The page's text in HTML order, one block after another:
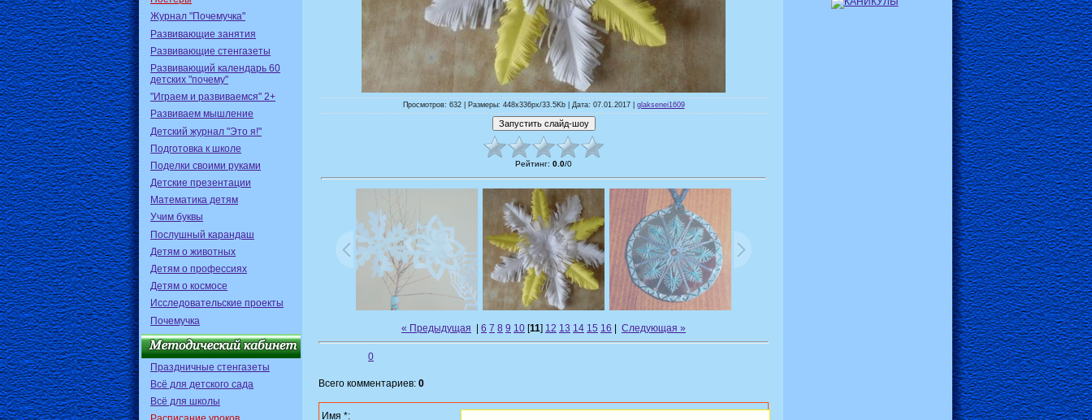
Журнал "Почемучка"
Развивающие занятия
Развивающие стенгазеты
Развивающий календарь 60
детских "почему"
"Играем и развиваемся" 2+
Развиваем мышление
Детский журнал "Это я!"
Подготовка к школе
Поделки своими руками
Детские презентации
Математика детям
Учим буквы
Послушный карандаш
Детям о животных
Детям о профессиях
Детям о космосе
Исследовательские проекты
Почемучка
Праздничные стенгазеты
Всё для детского сада
Всё для школы
Просмотров: 632 | Размеры: 448x336px/33.5Kb | Дата: 07.01.2017 | glaksenei1609
Рейтинг: 0.0/0
« Предыдущая 6 7 8 9 10 [11] 12 13 14 15 16 Следующая »
0
Всего комментариев: 0
Имя *: